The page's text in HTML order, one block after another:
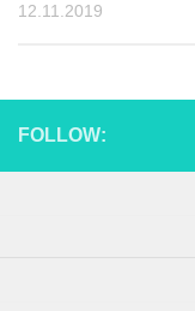
12.11.2019
FOLLOW: